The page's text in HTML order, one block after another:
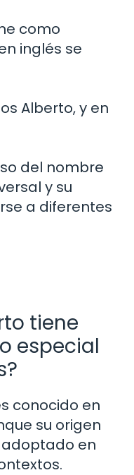
como
inglés se
Alberto, y en
del nombre
y su
a diferentes
tiene
especial
conocido en
su origen
en